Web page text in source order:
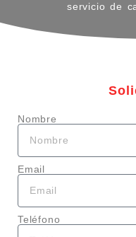
servicio de
Nombre
Email
Teléfono